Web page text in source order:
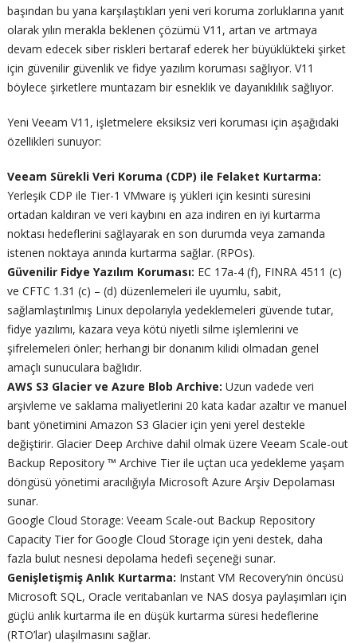
başından bu yana karşılaştıkları yeni veri koruma zorluklarına yanıt
olarak yılın merakla beklenen çözümü V11, artan ve artmaya
devam edecek siber riskleri bertaraf ederek her büyüklükteki şirket
için güvenilir güvenlik ve fidye yazılım koruması sağlıyor. V11
böylece şirketlere muntazam bir esneklik ve dayanıklılık sağlıyor.
Yeni Veeam V11, işletmelere eksiksiz veri koruması için aşağıdaki
özellikleri sunuyor:
Veeam Sürekli Veri Koruma (CDP) ile Felaket Kurtarma:
Yerleşik CDP ile Tier-1 VMware iş yükleri için kesinti süresini
ortadan kaldıran ve veri kaybını en aza indiren en iyi kurtarma
noktası hedeflerini sağlayarak en son durumda veya zamanda
istenen noktaya anında kurtarma sağlar. (RPOs).
Güvenilir Fidye Yazılım Koruması: EC 17a-4 (f), FINRA 4511 (c)
ve CFTC 1.31 (c) – (d) düzenlemeleri ile uyumlu, sabit,
sağlamlaştırılmış Linux depolarıyla yedeklemeleri güvende tutar,
fidye yazılımı, kazara veya kötü niyetli silme işlemlerini ve
şifrelemeleri önler; herhangi bir donanım kilidi olmadan genel
amaçlı sunuculara bağlıdır.
AWS S3 Glacier ve Azure Blob Archive: Uzun vadede veri
arşivleme ve saklama maliyetlerini 20 kata kadar azaltır ve manuel
bant yönetimini Amazon S3 Glacier için yeni yerel destekle
değiştirir. Glacier Deep Archive dahil olmak üzere Veeam Scale-out
Backup Repository ™ Archive Tier ile uçtan uca yedekleme yaşam
döngüsü yönetimi aracılığıyla Microsoft Azure Arşiv Depolaması
sunar.
Google Cloud Storage: Veeam Scale-out Backup Repository
Capacity Tier for Google Cloud Storage için yeni destek, daha
fazla bulut nesnesi depolama hedefi seçeneği sunar.
Genişletişmiş Anlık Kurtarma: Instant VM Recovery’nin öncüsü
Microsoft SQL, Oracle veritabanları ve NAS dosya paylaşımları için
güçlü anlık kurtarma ile en düşük kurtarma süresi hedeflerine
(RTO’lar) ulaşılmasını sağlar.